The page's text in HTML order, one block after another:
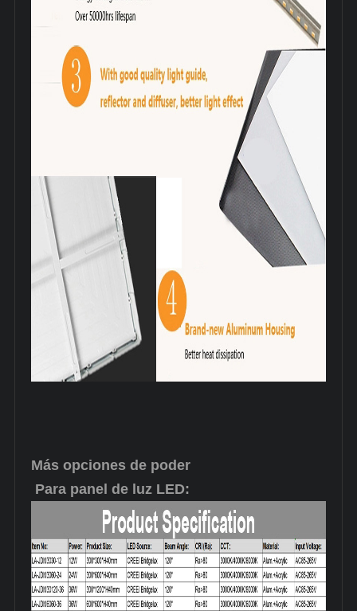
Más opciones de poder
Para panel de luz LED: